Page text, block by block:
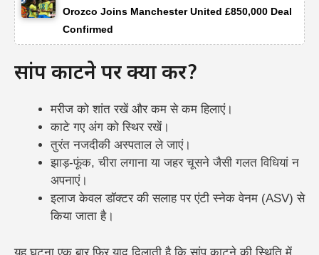
Orozco Joins Manchester United £850,000 Deal
Confirmed
सांप काटने पर क्या करें?
मरीज को शांत रखें और कम से कम हिलाएं।
काटे गए अंग को स्थिर रखें।
तुरंत नजदीकी अस्पताल ले जाएं।
झाड़-फूंक, चीरा लगाना या जहर चूसने जैसी गलत विधियां न
अपनाएं।
इलाज केवल डॉक्टर की सलाह पर एंटी स्नेक वेनम (ASV) से
किया जाता है।